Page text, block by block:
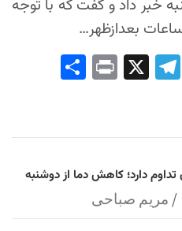
خبر داد و گفت که با توجه
بعدازظهر…
Yah
Tel
Pri
دارد؛ کاهش دما از دوشنبه
مریم صباحی